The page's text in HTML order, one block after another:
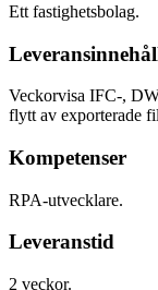
Ett fastighetsbolag.
Veckorvisa IFC-,
flytt av exporterade
Kompetenser
RPA-utvecklare.
Leveranstid
2 veckor.